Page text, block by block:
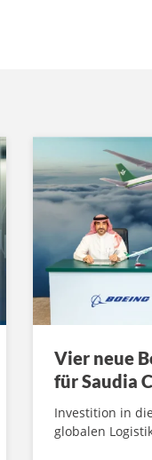
Vier neue
für Saudia
Investition in
globalen